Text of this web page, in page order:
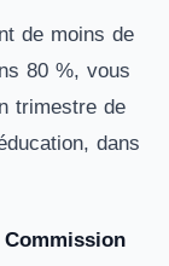
de moins de
80 %, vous
trimestre de
dans
Commission